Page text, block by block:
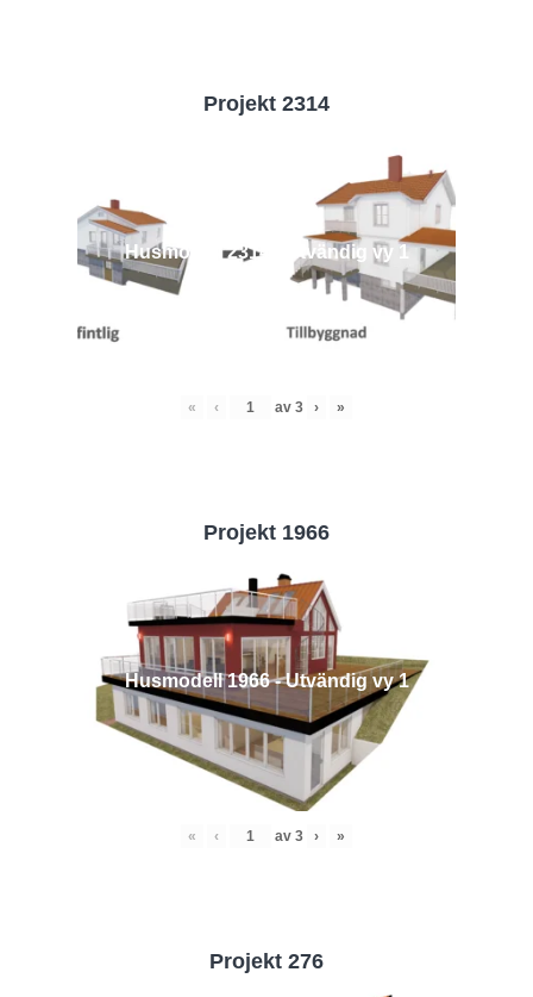
Projekt 2314
Husmodell 2314 - Utvändig vy 1
« ‹ av 3 › »
Projekt 1966
Husmodell 1966 - Utvändig vy 1
« ‹ av 3 › »
Projekt 276